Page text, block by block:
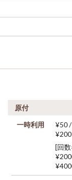
原付
一時利用
¥50 /
¥200
[回